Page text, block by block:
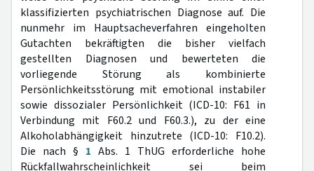
klassifizierten psychiatrischen Diagnose auf. Die
nunmehr im Hauptsacheverfahren eingeholten
Gutachten bekräftigten die bisher vielfach
gestellten Diagnosen und bewerteten die
vorliegende Störung als kombinierte
Persönlichkeitsstörung mit emotional instabiler
sowie dissozialer Persönlichkeit (ICD-10: F61 in
Verbindung mit F60.2 und F60.3.), zu der eine
Alkoholabhängigkeit hinzutrete (ICD-10: F10.2).
Die nach § 1 Abs. 1 ThUG erforderliche hohe
Rückfallwahrscheinlichkeit sei beim